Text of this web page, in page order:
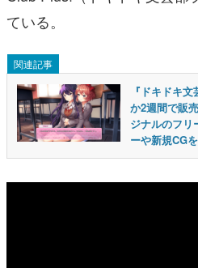
ている。
関連記事
『ドキドキ
か2週間で販
ジナルのフリ
ーや新規CG